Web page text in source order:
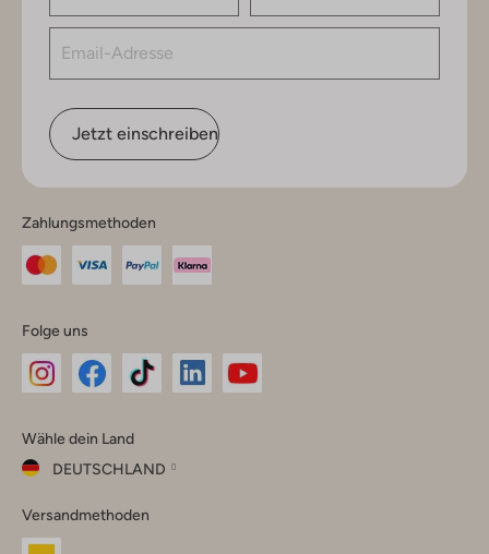
Jetzt einschreiben
Zahlungsmethoden
Folge uns
Instagram
Facebook
TikTok
Wähle dein Land
DEUTSCHLAND
dein
Land
Versandmethoden